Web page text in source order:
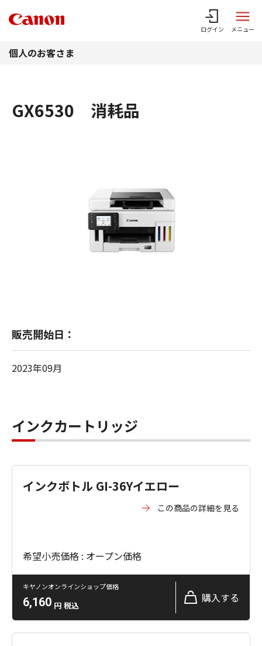
ログイン メニュー
個人のお客さま
GX6530 消耗品
販売開始日：
2023年09月
インクカートリッジ
インクボトル GI-36Yイエロー
この商品の詳細を見る
希望小売価格 : オープン価格
キヤノンオンラインショップ価格
6,160 円 税込
購入する